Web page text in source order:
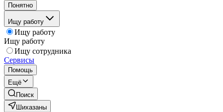
Понятно
Ищу работу
Ищу работу
Ищу работу
Ищу сотрудника
Сервисы
Помощь
Ещё
Поиск
Шихазаны